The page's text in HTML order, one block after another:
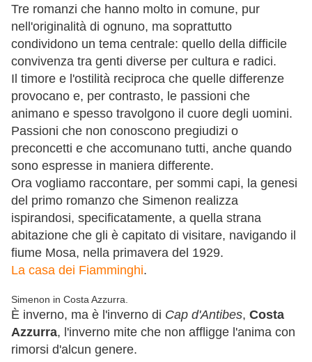
Tre romanzi che hanno molto in comune, pur
nell'originalità di ognuno, ma soprattutto
condividono un tema centrale: quello della difficile
convivenza tra genti diverse per cultura e radici.
Il timore e l'ostilità reciproca che quelle differenze
provocano e, per contrasto, le passioni che
animano e spesso travolgono il cuore degli uomini.
Passioni che non conoscono pregiudizi o
preconcetti e che accomunano tutti, anche quando
sono espresse in maniera differente.
Ora vogliamo raccontare, per sommi capi, la genesi
del primo romanzo che Simenon realizza
ispirandosi, specificatamente, a quella strana
abitazione che gli è capitato di visitare, navigando il
fiume Mosa, nella primavera del 1929.
La casa dei Fiamminghi.
Simenon in Costa Azzurra.
È inverno, ma è l'inverno di Cap d'Antibes, Costa
Azzurra, l'inverno mite che non affligge l'anima con
rimorsi d'alcun genere.